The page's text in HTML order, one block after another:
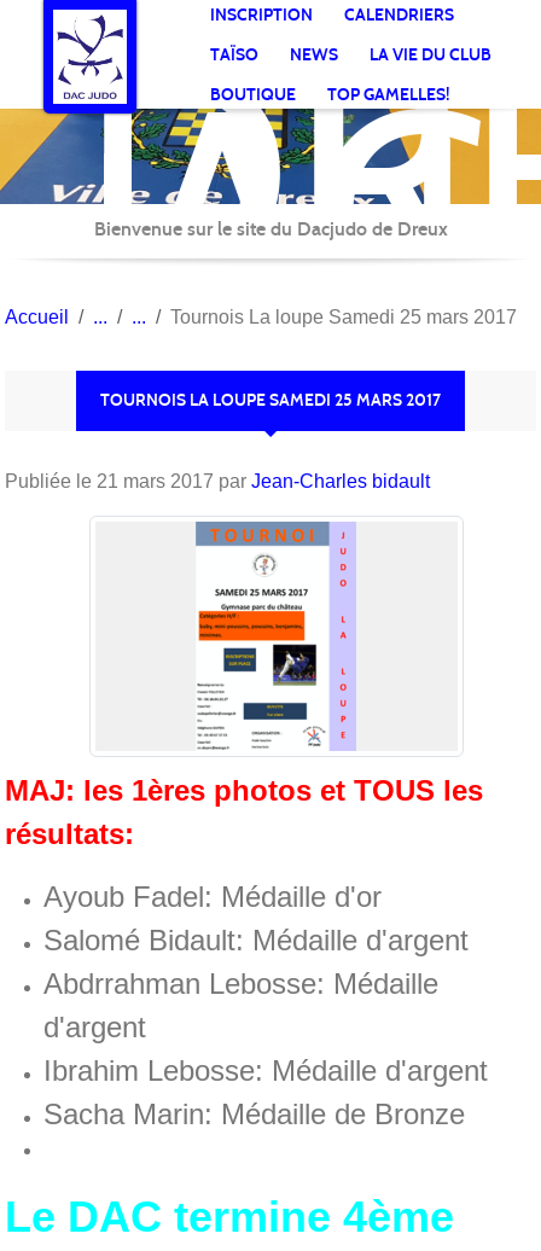
INSCRIPTION
CALENDRIERS
TAÏSO
NEWS
LA VIE DU CLUB
BOUTIQUE
TOP GAMELLES!
AC
Bienvenue sur le site du Dacjudo de Dreux
Accueil Tournois La loupe Samedi 25 mars 2017
TOURNOIS LA LOUPE SAMEDI 25 MARS 2017
Publiée le 21 mars 2017 par Jean-Charles bidault
MAJ: les 1ères photos et TOUS les
résultats:
Ayoub Fadel: Médaille d'or
Salomé Bidault: Médaille d'argent
Abdrrahman Lebosse: Médaille
d'argent
Ibrahim Lebosse: Médaille d'argent
Sacha Marin: Médaille de Bronze
Le DAC termine 4ème
Panneau de gestion des cookies